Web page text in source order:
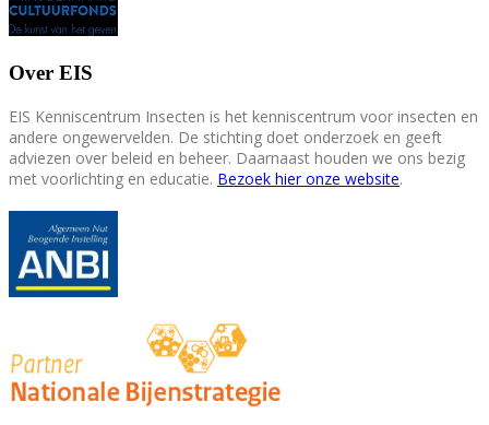
Over EIS
EIS Kenniscentrum Insecten is het kenniscentrum voor insecten en
andere ongewervelden. De stichting doet onderzoek en geeft
adviezen over beleid en beheer. Daarnaast houden we ons bezig
met voorlichting en educatie. Bezoek hier onze website.